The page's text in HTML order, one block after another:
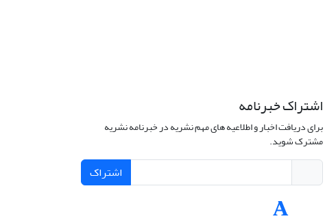
اشتراک خبرنامه
برای دریافت اخبار و اطلاعیه های مهم نشریه در خبرنامه نشریه
مشترک شوید.
اشتراک